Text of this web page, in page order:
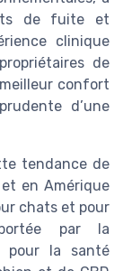
de fuite et
clinique
de
confort
d’une
tendance de
en Amérique
chats et pour
par la
pour la santé